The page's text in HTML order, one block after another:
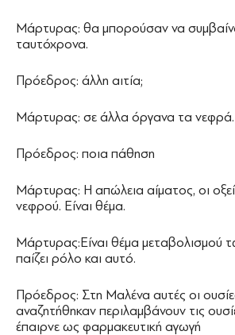
Μάρτυρας: θα μπορούσαν να
ταυτόχρονα.
Πρόεδρος: άλλη αιτία;
Μάρτυρας: σε άλλα όργανα τα νεφρά.
Πρόεδρος: ποια πάθηση
Μάρτυρας: Η απώλεια αίματος, οι
νεφρού. Είναι θέμα.
Μάρτυρας:Είναι θέμα μεταβολισμού
παίζει ρόλο και αυτό.
Πρόεδρος: Στη Μαλένα αυτές οι
αναζητήθηκαν περιλαμβάνουν τις
έπαιρνε ως φαρμακευτική αγωγή